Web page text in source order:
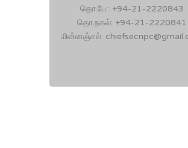
தொ.பே.: +94-21-2220843
தொ.நகல்: +94-21-2220841
மின்னஞ்சல்: